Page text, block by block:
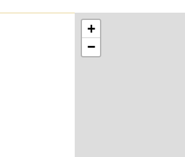
+
−